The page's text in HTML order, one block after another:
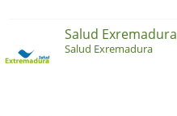
Salud Exremadura
Salud Exremadura